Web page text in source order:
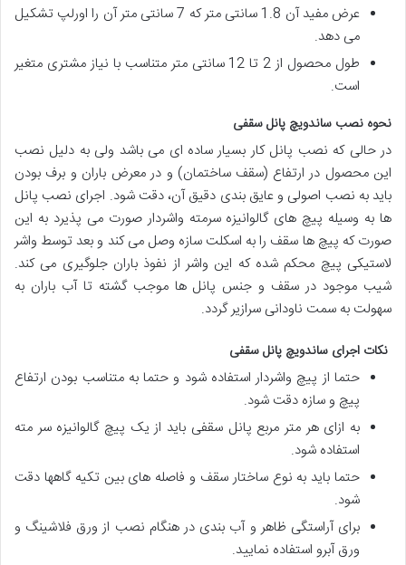
عرض مفید آن 1.8 سانتی متر که 7 سانتی متر آن را اورلپ تشکیل
می دهد.
طول محصول از 2 تا 12 سانتی متر متناسب با نیاز مشتری متغیر
است.
نحوه نصب ساندویچ پانل سقفی
در حالی که نصب پانل کار بسیار ساده ای می باشد ولی به دلیل نصب
این محصول در ارتفاع (سقف ساختمان) و در معرض باران و برف بودن
باید به نصب اصولی و عایق بندی دقیق آن، دقت شود. اجرای نصب پانل
ها به وسیله پیچ های گالوانیزه سرمته واشردار صورت می پذیرد به این
صورت که پیچ ها سقف را به اسکلت سازه وصل می کند و بعد توسط واشر
لاستیکی پیچ محکم شده که این واشر از نفوذ باران جلوگیری می کند.
شیب موجود در سقف و جنس پانل ها موجب گشته تا آب باران به
سهولت به سمت ناودانی سرازیر گردد.
نکات اجرای ساندویچ پانل سقفی
حتما از پیچ واشردار استفاده شود و حتما به متناسب بودن ارتفاع
پیچ و سازه دقت شود.
به ازای هر متر مربع پانل سقفی باید از یک پیچ گالوانیزه سر مته
استفاده شود.
حتما باید به نوع ساختار سقف و فاصله های بین تکیه گاهها دقت
شود.
برای آراستگی ظاهر و آب بندی در هنگام نصب از ورق فلاشینگ و
ورق آبرو استفاده نمایید.